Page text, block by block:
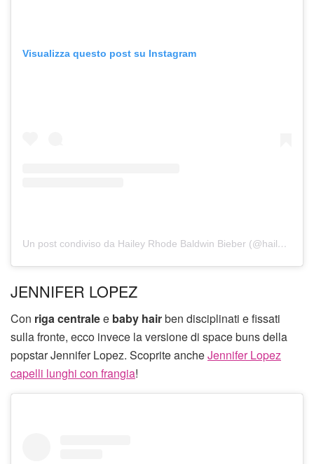
Visualizza questo post su Instagram
Un post condiviso da Hailey Rhode Baldwin Bieber (@haileybieber)
JENNIFER LOPEZ
Con riga centralee baby hairben disciplinati e fissati
sulla fronte, ecco invece la versione di space buns della
popstar Jennifer Lopez. Scoprite ancheJennifer Lopez
capelli lunghi con frangia!